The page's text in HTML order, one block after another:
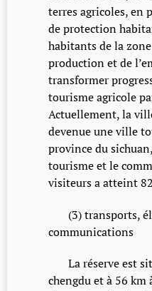
terres agricoles, en
de protection
habitants de la
production et de
transformer
tourisme agricole
Actuellement, la
devenue une ville
province du
tourisme et le
visiteurs a atteint
(3) transports,
communications
La réserve est
chengdu et à 56 km